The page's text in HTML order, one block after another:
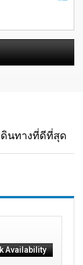
ดินทางที่ดีที่สุด
Availability